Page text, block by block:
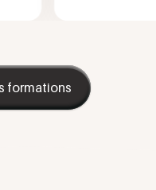
formations